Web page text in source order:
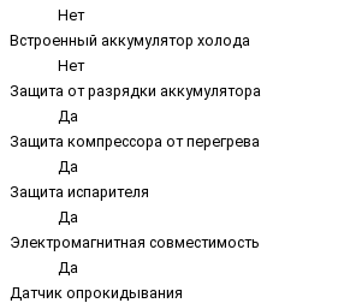
Нет
Встроенный аккумулятор холода
Нет
Защита от разрядки аккумулятора
Да
Защита компрессора от перегрева
Да
Защита испарителя
Да
Электромагнитная совместимость
Да
Датчик опрокидывания